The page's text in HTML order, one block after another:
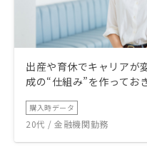
出産や育休でキャリアが
成の“仕組み”を作ってお
購入時データ
20代 / 金融機関勤務